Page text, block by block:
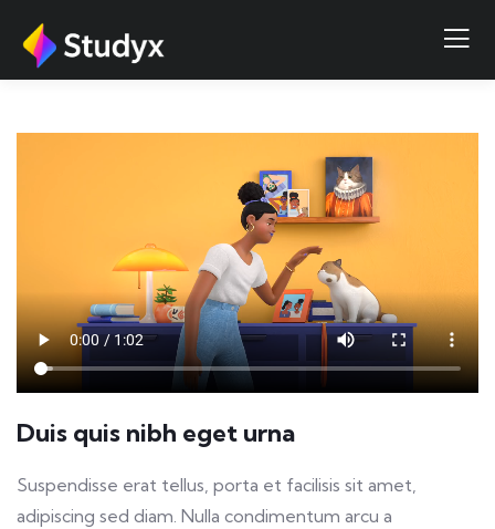
Go to Course Home COMPLETE LESSON
Duis quis nibh eget urna
Suspendisse erat tellus, porta et facilisis sit amet,
adipiscing sed diam. Nulla condimentum arcu a